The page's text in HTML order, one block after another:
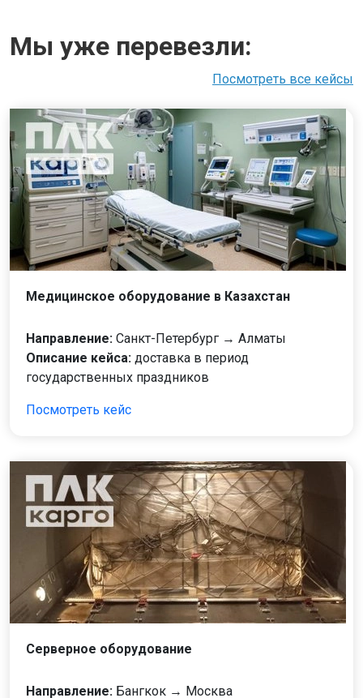
Мы уже перевезли:
Посмотреть все кейсы
Медицинское оборудование в Казахстан
Направление: Санкт-Петербург → Алматы
Описание кейса: доставка в период
государственных праздников
Посмотреть кейс
Серверное оборудование
Направление: Бангкок → Москва